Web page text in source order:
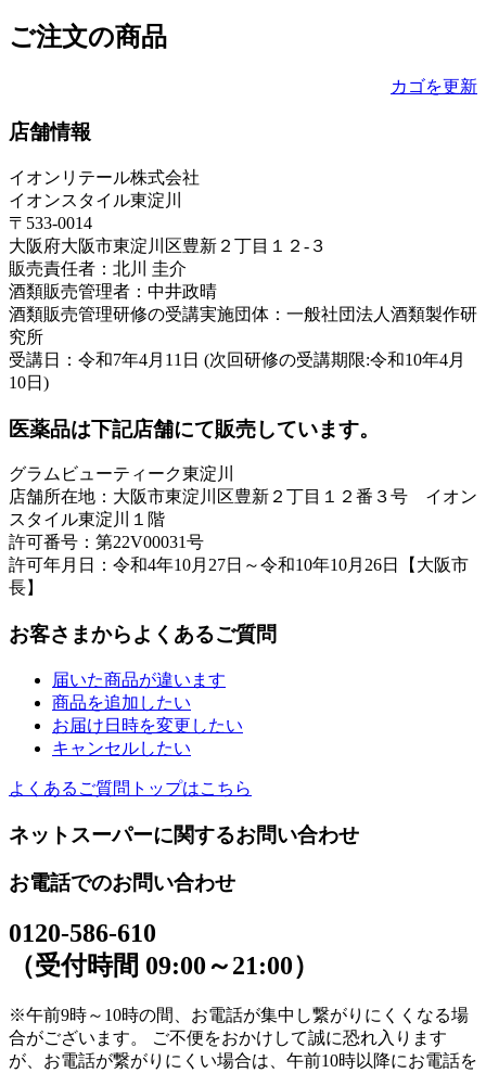
ご注文の商品
カゴを更新
店舗情報
イオンリテール株式会社
イオンスタイル東淀川
〒533-0014
大阪府大阪市東淀川区豊新２丁目１２-３
販売責任者：北川 圭介
酒類販売管理者：中井政晴
酒類販売管理研修の受講実施団体：一般社団法人酒類製作研
究所
受講日：令和7年4月11日 (次回研修の受講期限:令和10年4月
10日)
医薬品は下記店舗にて販売しています。
グラムビューティーク東淀川
店舗所在地：大阪市東淀川区豊新２丁目１２番３号 イオン
スタイル東淀川１階
許可番号：第22V00031号
許可年月日：令和4年10月27日～令和10年10月26日【大阪市
長】
お客さまからよくあるご質問
届いた商品が違います
商品を追加したい
お届け日時を変更したい
キャンセルしたい
よくあるご質問トップはこちら
ネットスーパーに関するお問い合わせ
お電話でのお問い合わせ
0120-586-610
（受付時間 09:00～21:00）
※午前9時～10時の間、お電話が集中し繋がりにくくなる場
合がございます。 ご不便をおかけして誠に恐れ入ります
が、お電話が繋がりにくい場合は、午前10時以降にお電話を